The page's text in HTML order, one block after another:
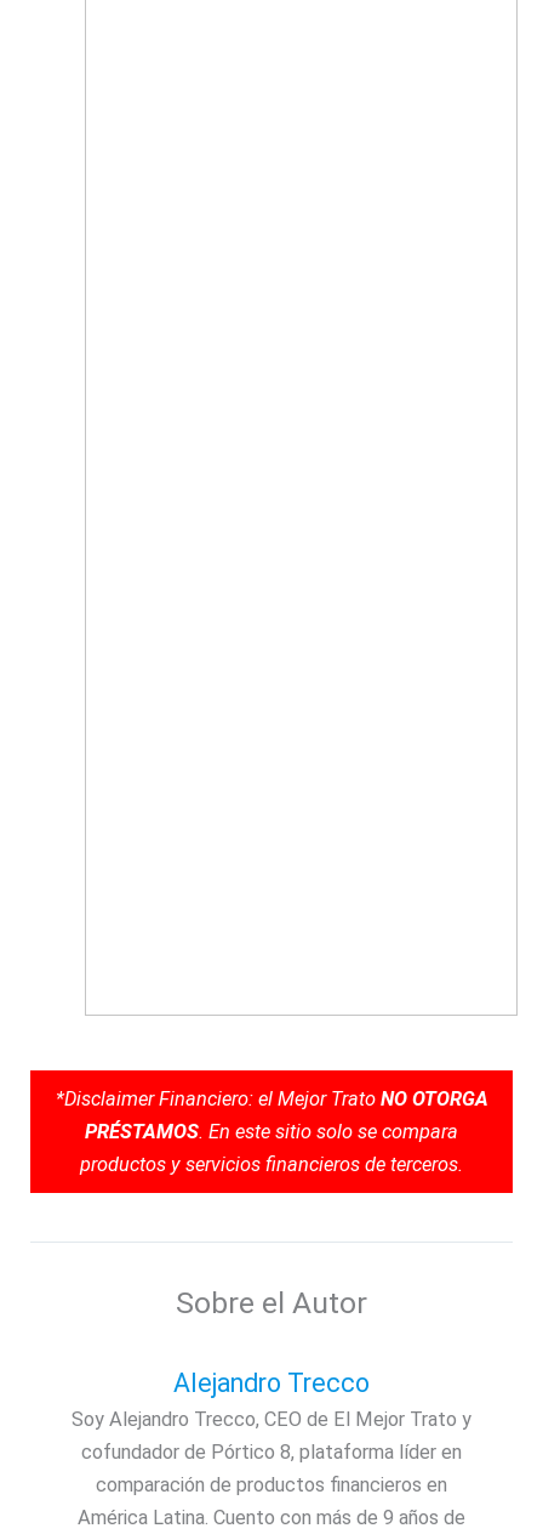
*Disclaimer Financiero: el Mejor Trato NO OTORGA
PRÉSTAMOS. En este sitio solo se compara
productos y servicios financieros de terceros.
Sobre el Autor
Alejandro Trecco
Soy Alejandro Trecco, CEO de El Mejor Trato y
cofundador de Pórtico 8, plataforma líder en
comparación de productos financieros en
América Latina. Cuento con más de 9 años de